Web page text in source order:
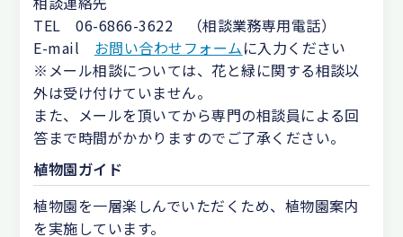
TEL 06-6866-3622 （相談業務専用電話）
E-mail お問い合わせフォームに入力ください
※メール相談については、花と緑に関する相談以
外は受け付けていません。
また、メールを頂いてから専門の相談員による回
答まで時間がかかりますのでご了承ください。
植物園ガイド
植物園を一層楽しんでいただくため、植物園案内
を実施しています。